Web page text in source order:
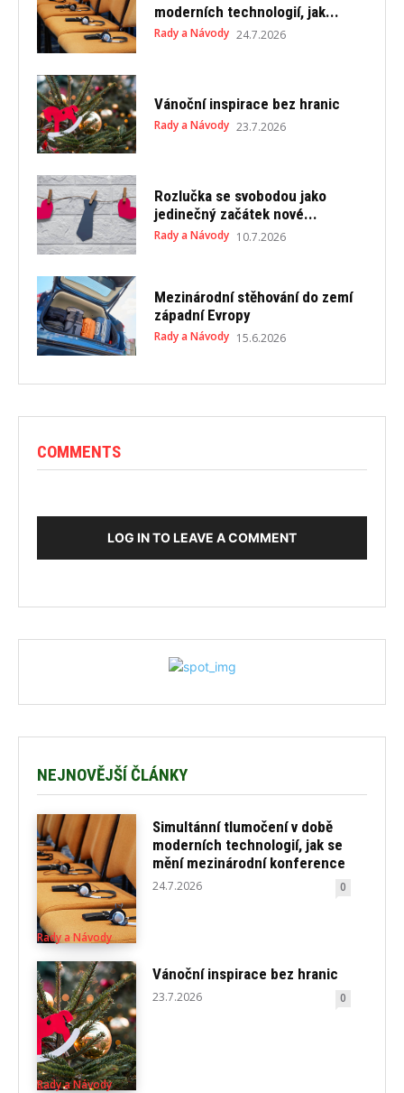
moderních technologií, jak...
Rady a Návody 24.7.2026
Vánoční inspirace bez hranic
Rady a Návody 23.7.2026
Rozlučka se svobodou jako
jedinečný začátek nové...
Rady a Návody 10.7.2026
Mezinárodní stěhování do zemí
západní Evropy
Rady a Návody 15.6.2026
COMMENTS
LOG IN TO LEAVE A COMMENT
NEJNOVĚJŠÍ ČLÁNKY
Rady a Návody
Simultánní tlumočení v době
moderních technologií, jak se
mění mezinárodní konference
24.7.2026 0
Rady a Návody
Vánoční inspirace bez hranic
23.7.2026 0